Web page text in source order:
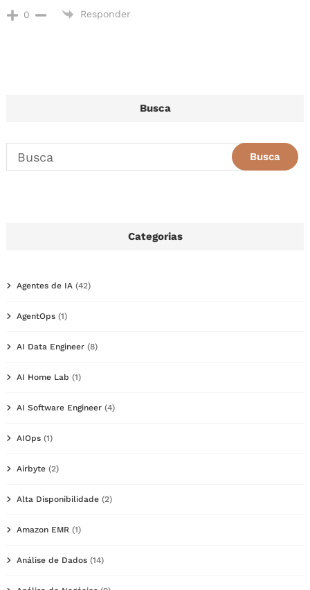
0 Responder
Busca
Categorias
Agentes de IA (42)
AgentOps (1)
AI Data Engineer (8)
AI Home Lab (1)
AI Software Engineer (4)
AIOps (1)
Airbyte (2)
Alta Disponibilidade (2)
Amazon EMR (1)
Análise de Dados (14)